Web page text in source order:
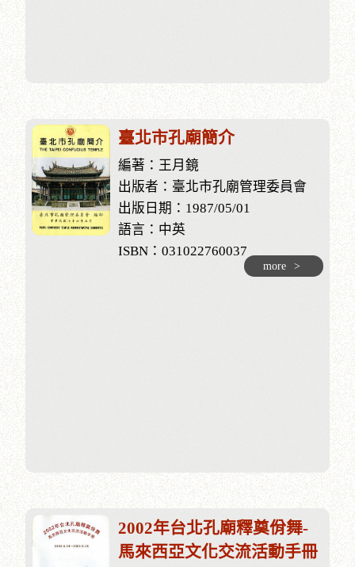
臺北市孔廟簡介
編著：王月鏡
出版者：臺北市孔廟管理委員會
出版日期：1987/05/01
語言：中英
ISBN：031022760037
more >
2002年台北孔廟釋奠佾舞-
馬來西亞文化交流活動手冊